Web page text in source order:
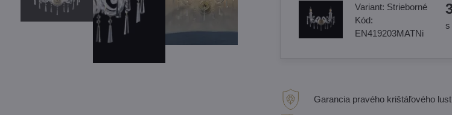
Variant: Strieborné
Kód:
EN419203MATNi
s
Garancia pravého krištáľového